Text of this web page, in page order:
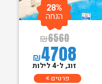
₪6560
₪4708
28%
הנחה
זוג, ל-4 לילות
פרטים